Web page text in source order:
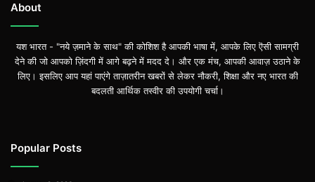
About
यश भारत - "नये ज़माने के साथ" की कोशिश है आपकी भाषा में, आपके लिए ऎसी सामग्री
देने की जो आपको ज़िंदगी में आगे बढ़ने में मदद दे। और एक मंच, आपकी आवाज़ उठाने के
लिए। इसलिए आप यहां पाएंगे ताज़ातरीन खबरों से लेकर नौकरी, शिक्षा और नए भारत की
बदलती आर्थिक तस्वीर की उपयोगी चर्चा।
Popular Posts